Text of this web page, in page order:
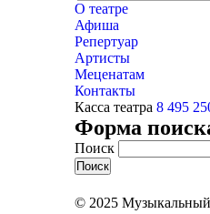
О театре
Афиша
Репертуар
Артисты
Меценатам
Контакты
Касса театра 8 495
Форма
Поиск
© 2025 Музыкальный